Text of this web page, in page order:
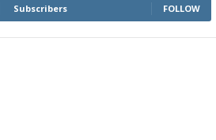
Subscribers FOLLOW